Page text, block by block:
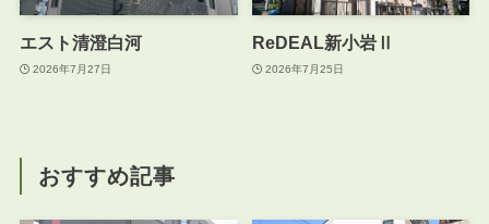
エスト清澄白河
2026年7月27日
ReDEAL新小岩Ⅱ
2026年7月25日
おすすめ記事